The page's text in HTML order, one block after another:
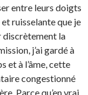
entre leurs doigts
ruisselante que je
discrètement la
j’ai gardé à
et à l’âme, cette
congestionné
Parce qu’en vrai,